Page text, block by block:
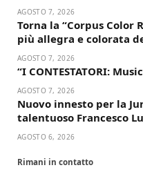
AGOSTO 7, 2026
Torna la “Corpus Color
più allegra e colorata
AGOSTO 7, 2026
“I CONTESTATORI:
AGOSTO 7, 2026
Nuovo innesto per la
talentuoso Francesco
AGOSTO 6, 2026
Rimani in contatto